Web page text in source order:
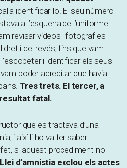
identificar-lo. El seu número
a l’esquena de l’uniforme.
revisar vídeos i fotografies
dret i del revés, fins que vam
i identificar els seus
poder acreditar que havia
Tres trets. El tercer, a
fatal.
que es tractava d’una
i així li ho va fer saber
fet, si aquest procediment no
d’amnistia exclou els actes